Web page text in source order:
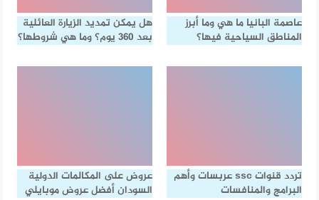
عاصمة البانيا ما هي وما أبرز
المناطق السياحية فيها؟
هل يمكن تمديد الزيارة العائلية
بعد 360 يوم؟ وما هي شروطها؟
تردد قنوات ssc عربسات وأهم
البرامج والمنافسات
عروض على المكالمات الدولية
السودان أفضل عروض موبايلي